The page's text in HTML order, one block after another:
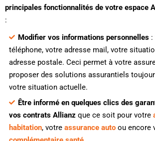
principales fonctionnalités de votre espace
:
Modifier vos informations personnelles:
téléphone, votre adresse mail, votre
adresse postale. Ceci permet à votre
proposer des solutions assurantiels
votre situation actuelle.
Être informé en quelques clics des
vos contrats Allianzque ce soit pour votre
habitation, votre assurance autoou encore